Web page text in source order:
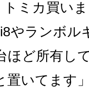
ミカ買い
やランボル
ほど所有し
置いてます